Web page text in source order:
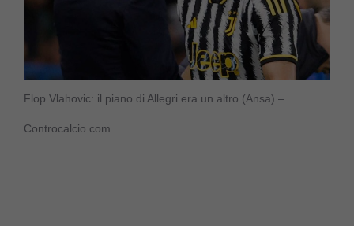
Flop Vlahovic: il piano di Allegri era un altro (Ansa) –
Controcalcio.com